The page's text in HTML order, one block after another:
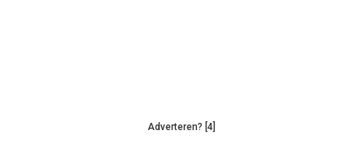
Adverteren? [4]